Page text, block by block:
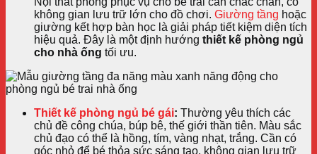
không gian lưu trữ lớn cho đồ chơi. Giường tầng hoặc
giường kết hợp bàn học là giải pháp tiết kiệm diện tích
hiệu quả. Đây là một định hướng thiết kế phòng ngủ
cho nhà ống tối ưu.
Thiết kế phòng ngủ bé gái: Thường yêu thích các
chủ đề công chúa, búp bê, thế giới thần tiên. Màu sắc
chủ đạo có thể là hồng, tím, vàng nhạt, trắng. Cần có
góc nhỏ để bé thỏa sức sáng tạo, không gian lưu trữ